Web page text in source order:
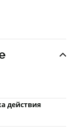
действия